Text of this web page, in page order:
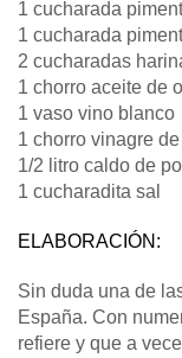
1 cucharada
1 cucharada
2 cucharadas
1 chorro aceite de
1 vaso vino blanco
1 chorro vinagre
1/2 litro caldo de
1 cucharadita sal
ELABORACIÓN:
Sin duda una de
España. Con
refiere y que a